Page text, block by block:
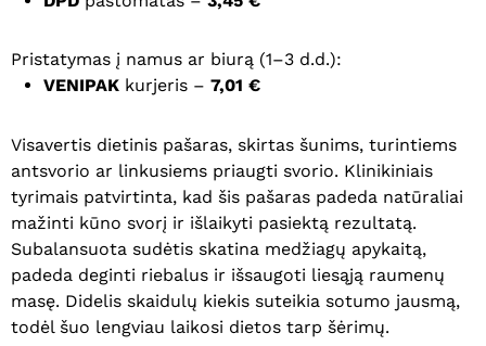
Pristatymas į namus ar biurą (1–3 d.d.):
VENIPAK kurjeris – 7,01 €
Visavertis dietinis pašaras, skirtas šunims, turintiems
antsvorio ar linkusiems priaugti svorio. Klinikiniais
tyrimais patvirtinta, kad šis pašaras padeda natūraliai
mažinti kūno svorį ir išlaikyti pasiektą rezultatą.
Subalansuota sudėtis skatina medžiagų apykaitą,
padeda deginti riebalus ir išsaugoti liesąją raumenų
masę. Didelis skaidulų kiekis suteikia sotumo jausmą,
todėl šuo lengviau laikosi dietos tarp šėrimų.